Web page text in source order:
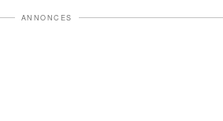
ANNONCES